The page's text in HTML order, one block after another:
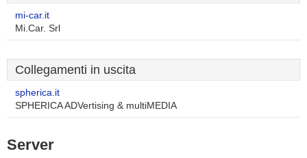
mi-car.it
Mi.Car. Srl
Collegamenti in uscita
spherica.it
SPHERICA ADVertising & multiMEDIA
Server